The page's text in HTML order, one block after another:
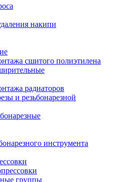
накипи
сшитого полиэтилена
радиаторов
и резьбонарезной
инструмента
группы